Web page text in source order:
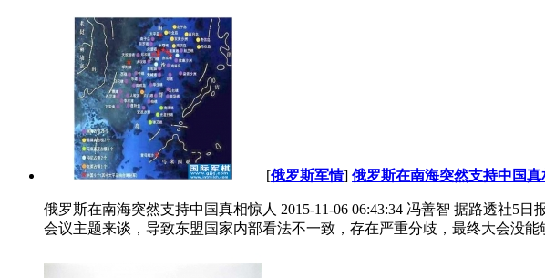
[俄罗斯军情] 俄罗斯在南海突然支持中国真
俄罗斯在南海突然支持中国真相惊人 2015-11-06 06:43:34 冯善智 据路透社5
会议主题来谈，导致东盟国家内部看法不一致，存在严重分歧，最终大会没能